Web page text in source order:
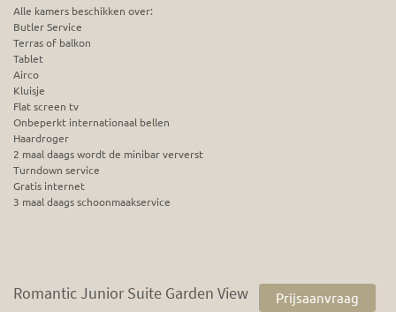
Alle kamers beschikken over:
Butler Service
Terras of balkon
Tablet
Airco
Kluisje
Flat screen tv
Onbeperkt internationaal bellen
Haardroger
2 maal daags wordt de minibar ververst
Turndown service
Gratis internet
3 maal daags schoonmaakservice
Romantic Junior Suite Garden View Prijsaanvraag